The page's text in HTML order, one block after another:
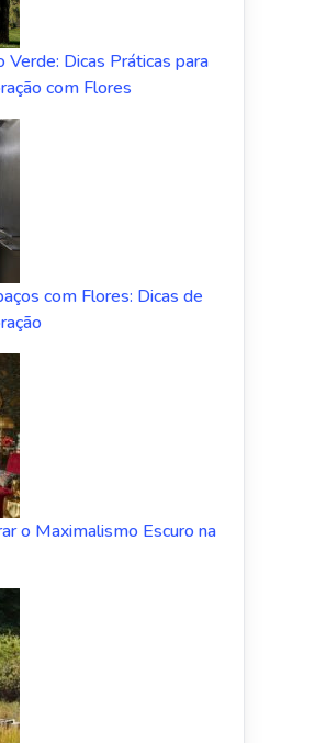
Verde: Dicas Práticas para
com Flores
com Flores: Dicas de
o Maximalismo Escuro na